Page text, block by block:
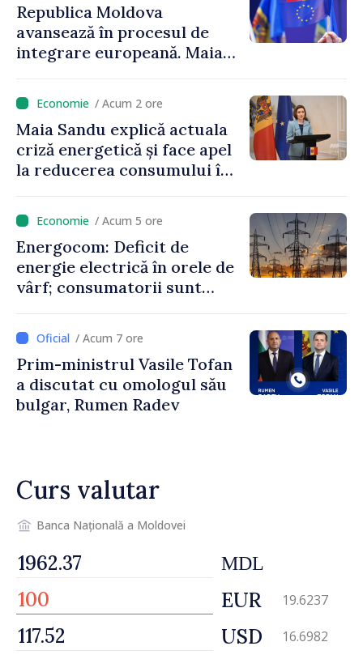
Republica Moldova
avansează în procesul de
integrare europeană. Maia
niciun stat”
/ Acum 2 ore
Maia Sandu explică actuala
criză energetică și face apel
la reducerea consumului în
putem menține prețurile la
un nivel mai mic”
/ Acum 5 ore
Energocom: Deficit de
energie electrică în orele de
vârf; consumatorii sunt
/ Acum 7 ore
Prim-ministrul Vasile Tofan
a discutat cu omologul său
bulgar, Rumen Radev
Curs valutar
Banca Națională a Moldovei
MDL
EUR 19.6237
USD 16.6982